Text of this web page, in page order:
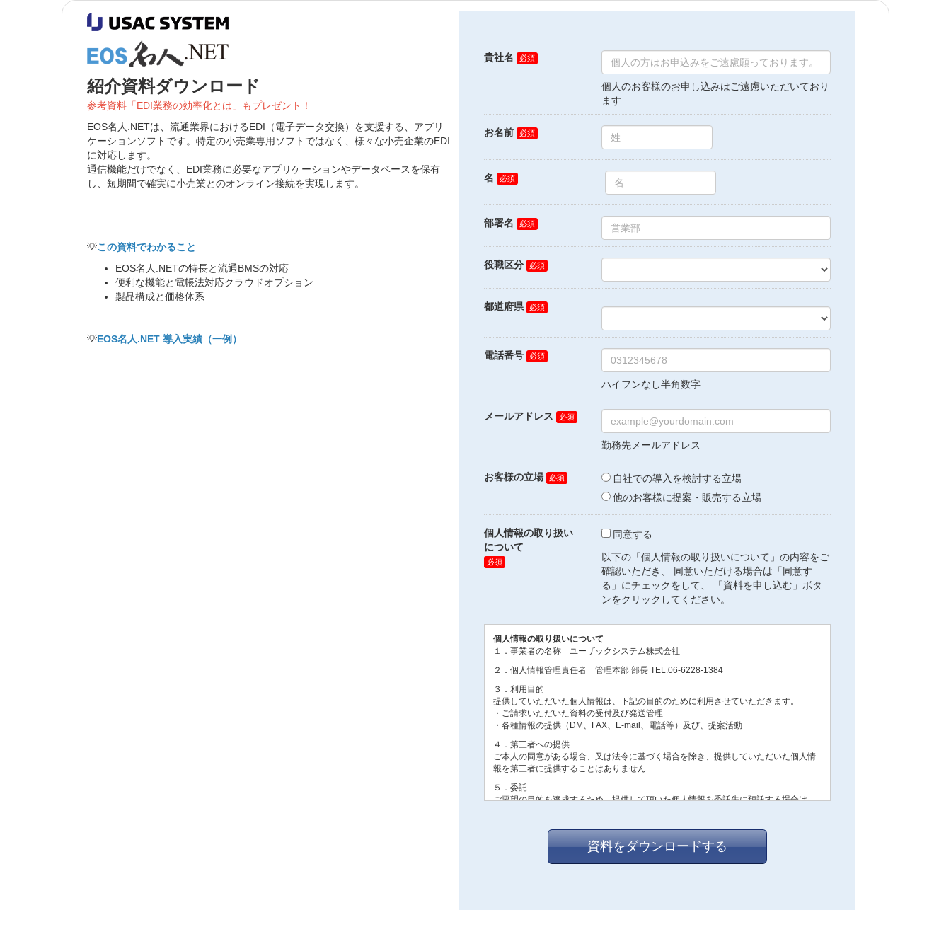
紹介資料ダウンロード
参考資料「EDI業務の効率化とは」もプレゼント！
EOS名人.NETは、流通業界におけるEDI（電子データ交換）を支援する、アプリ
ケーションソフトです。特定の小売業専用ソフトではなく、様々な小売企業のEDI
に対応します。
通信機能だけでなく、EDI業務に必要なアプリケーションやデータベースを保有
し、短期間で確実に小売業とのオンライン接続を実現します。
💡この資料でわかること
EOS名人.NETの特長と流通BMSの対応
便利な機能と電帳法対応クラウドオプション
製品構成と価格体系
💡EOS名人.NET 導入実績（一例）